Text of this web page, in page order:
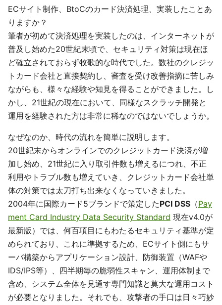
ECサイト制作、BtoCのカード決済処理、実装したことあ
りますか？
筆者が初めて決済処理を実装したのは、インターネットが
普及し始めた20世紀末頃で、セキュリティ対策は現在ほ
ど確立されておらず牧歌的な時代でした。数社のクレジッ
トカード会社と直接契約し、審査を受け改善指摘に苦しみ
ながらも、様々な経験や知見を得ることができました。し
かし、21世紀の現在において、同様なスクラッチ開発と
運用を経験された方は非常に稀なのではないでしょうか。
なぜなのか、時代の流れを簡単に説明します。
20世紀末からオンラインでのクレジットカード決済が増
加し始め、21世紀に入り取引件数も増えるにつれ、不正
利用やトラブル数も増えていき、クレジットカード会社単
体の対策では太刀打ち出来なくなっていきました。
2004年に国際カード5ブランドで策定したPCI DSS （Pay
ment Card Industry Data Security Standard 現在v4.0が
最新版）では、何百項目にもわたるセキュリティ基準が定
められており、これに準拠するため、ECサイト側にもサ
ーバ構築からアプリケーション設計、防御装置（WAFや
IDS/IPS等）、四半期毎の脆弱性スキャン、運用体制まで
含め、システム全体を見通す専門知識と莫大な運用コスト
が必要となりました。それでも、攻撃者の手口は日々巧妙